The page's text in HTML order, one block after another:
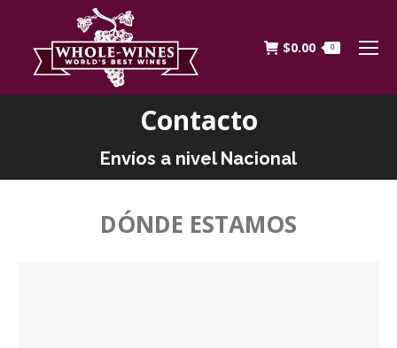
$0.00 0
Contacto
Envíos a nivel Nacional
DÓNDE ESTAMOS